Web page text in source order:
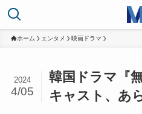
ホーム エンタメ 映画ドラマ
韓国ドラマ『
キャスト、あ
2024
4/05